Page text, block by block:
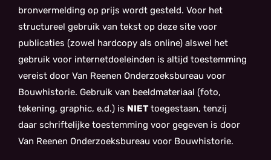
bronvermelding op prijs wordt gesteld. Voor het
structureel gebruik van tekst op deze site voor
publicaties (zowel hardcopy als online) alswel het
gebruik voor internetdoeleinden is altijd toestemming
vereist door Van Reenen Onderzoeksbureau voor
Bouwhistorie. Gebruik van beeldmateriaal (foto,
tekening, graphic, e.d.) is NIETtoegestaan, tenzij
daar schriftelijke toestemming voor gegeven is door
Van Reenen Onderzoeksbureau voor Bouwhistorie.